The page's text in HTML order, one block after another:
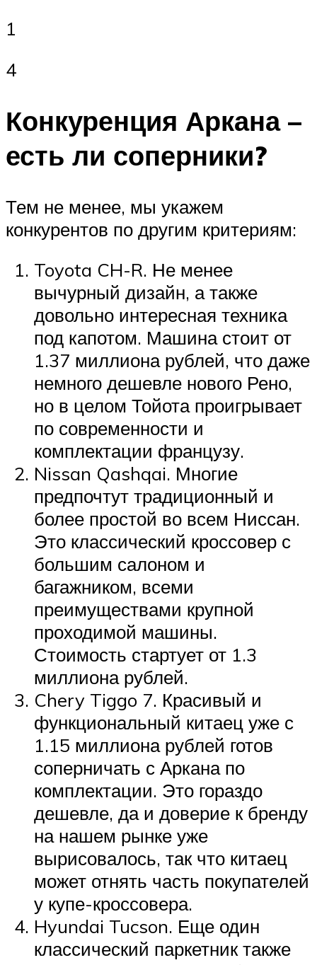
1
4
Конкуренция Аркана –
есть ли соперники?
Тем не менее, мы укажем
конкурентов по другим критериям:
Toyota CH-R. Не менее
вычурный дизайн, а также
довольно интересная техника
под капотом. Машина стоит от
1.37 миллиона рублей, что даже
немного дешевле нового Рено,
но в целом Тойота проигрывает
по современности и
комплектации французу.
Nissan Qashqai. Многие
предпочтут традиционный и
более простой во всем Ниссан.
Это классический кроссовер с
большим салоном и
багажником, всеми
преимуществами крупной
проходимой машины.
Стоимость стартует от 1.3
миллиона рублей.
Chery Tiggo 7. Красивый и
функциональный китаец уже с
1.15 миллиона рублей готов
соперничать с Аркана по
комплектации. Это гораздо
дешевле, да и доверие к бренду
на нашем рынке уже
вырисовалось, так что китаец
может отнять часть покупателей
у купе-кроссовера.
Hyundai Tucson. Еще один
классический паркетник также